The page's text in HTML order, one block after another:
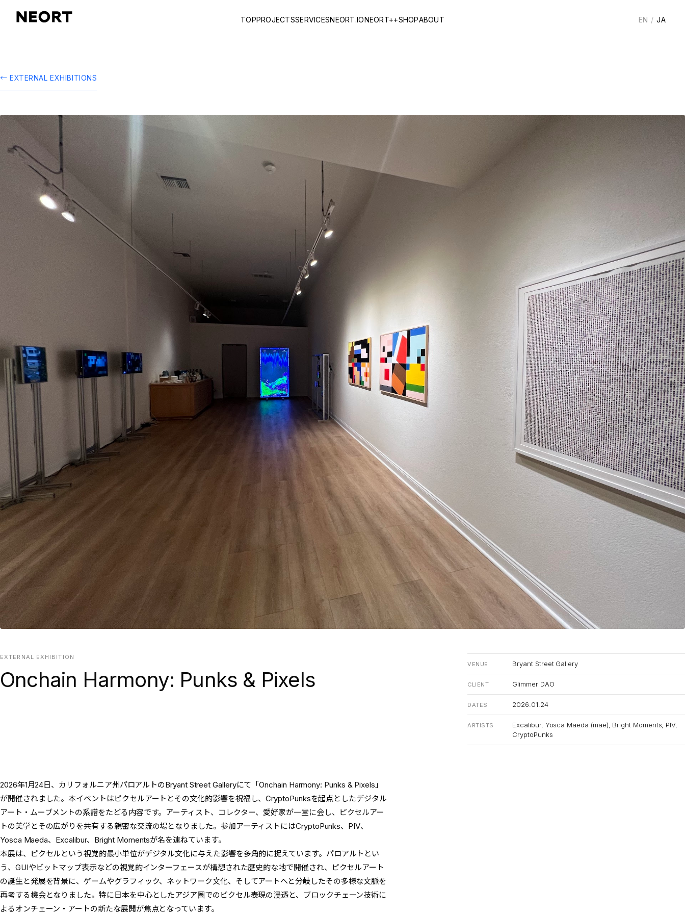
TOPPROJECTSSERVICESNEORT.IONEORT++SHOPABOUT EN / JA
← EXTERNAL EXHIBITIONS
EXTERNAL EXHIBITION
Onchain Harmony: Punks & Pixels
VENUE Bryant Street Gallery
CLIENT Glimmer DAO
DATES 2026.01.24
ARTISTS
Excalibur, Yosca Maeda (mae), Bright Moments, PIV,
CryptoPunks
2026年1月24日、カリフォルニア州パロアルトのBryant Street Galleryにて「Onchain Harmony: Punks & Pixels」
が開催されました。本イベントはピクセルアートとその文化的影響を祝福し、CryptoPunksを起点としたデジタル
アート・ムーブメントの系譜をたどる内容です。アーティスト、コレクター、愛好家が一堂に会し、ピクセルアー
トの美学とその広がりを共有する親密な交流の場となりました。参加アーティストにはCryptoPunks、PIV、
Yosca Maeda、Excalibur、Bright Momentsが名を連ねています。
本展は、ピクセルという視覚的最小単位がデジタル文化に与えた影響を多角的に捉えています。パロアルトとい
う、GUIやビットマップ表示などの視覚的インターフェースが構想された歴史的な地で開催され、ピクセルアート
の誕生と発展を背景に、ゲームやグラフィック、ネットワーク文化、そしてアートへと分岐したその多様な文脈を
再考する機会となりました。特に日本を中心としたアジア圏でのピクセル表現の浸透と、ブロックチェーン技術に
よるオンチェーン・アートの新たな展開が焦点となっています。